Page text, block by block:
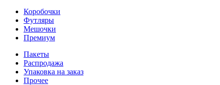
Коробочки
Футляры
Мешочки
Премиум
Пакеты
Распродажа
Упаковка на заказ
Прочее